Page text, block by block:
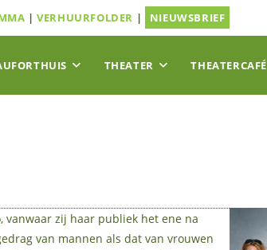
|VERHUURFOLDER | NIEUWSBRIEF
THEATER THEATERCAFÉ
zij haar publiek het ene na
van mannen als dat van vrouwen